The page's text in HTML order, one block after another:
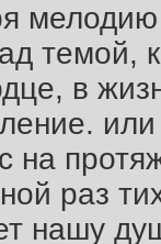
темой,
в
на
раз
нашу